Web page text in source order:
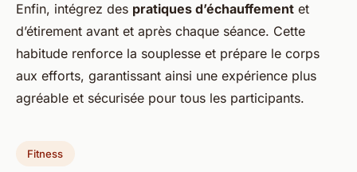
Enfin, intégrez des pratiques d’échauffement et
d’étirement avant et après chaque séance. Cette
habitude renforce la souplesse et prépare le corps
aux efforts, garantissant ainsi une expérience plus
agréable et sécurisée pour tous les participants.
Fitness